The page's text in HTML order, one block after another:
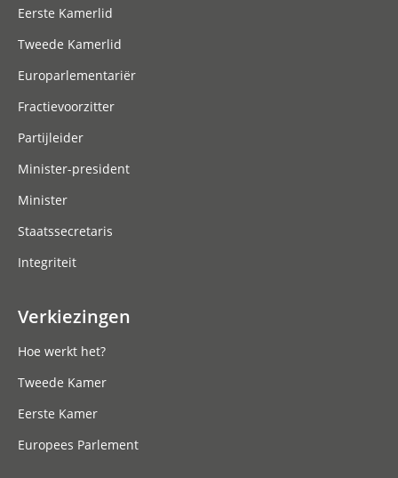
Eerste Kamerlid
Tweede Kamerlid
Europarlementariër
Fractievoorzitter
Partijleider
Minister-president
Minister
Staatssecretaris
Integriteit
Verkiezingen
Hoe werkt het?
Tweede Kamer
Eerste Kamer
Europees Parlement